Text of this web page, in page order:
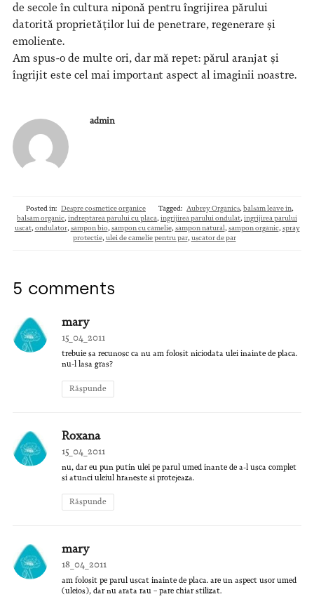
de secole în cultura niponă pentru îngrijirea părului
datorită proprietăților lui de penetrare, regenerare și
emoliente.
Am spus-o de multe ori, dar mă repet: părul aranjat și
îngrijit este cel mai important aspect al imaginii noastre.
admin
Posted in: Despre cosmetice organice Tagged: Aubrey Organics, balsam leave in,
balsam organic, indreptarea parului cu placa, ingrijirea parului ondulat, ingrijirea parului
uscat, ondulator, sampon bio, sampon cu camelie, sampon natural , sampon organic, spray
protectie, ulei de camelie pentru par, uscator de par
5 comments
mary
15_04_2011
trebuie sa recunosc ca nu am folosit niciodata ulei inainte de placa.
nu-l lasa gras?
Răspunde
Roxana
15_04_2011
nu, dar eu pun putin ulei pe parul umed inante de a-l usca complet
si atunci uleiul hraneste si protejeaza.
Răspunde
mary
18_04_2011
am folosit pe parul uscat inainte de placa. are un aspect usor umed
(uleios), dar nu arata rau – pare chiar stilizat.